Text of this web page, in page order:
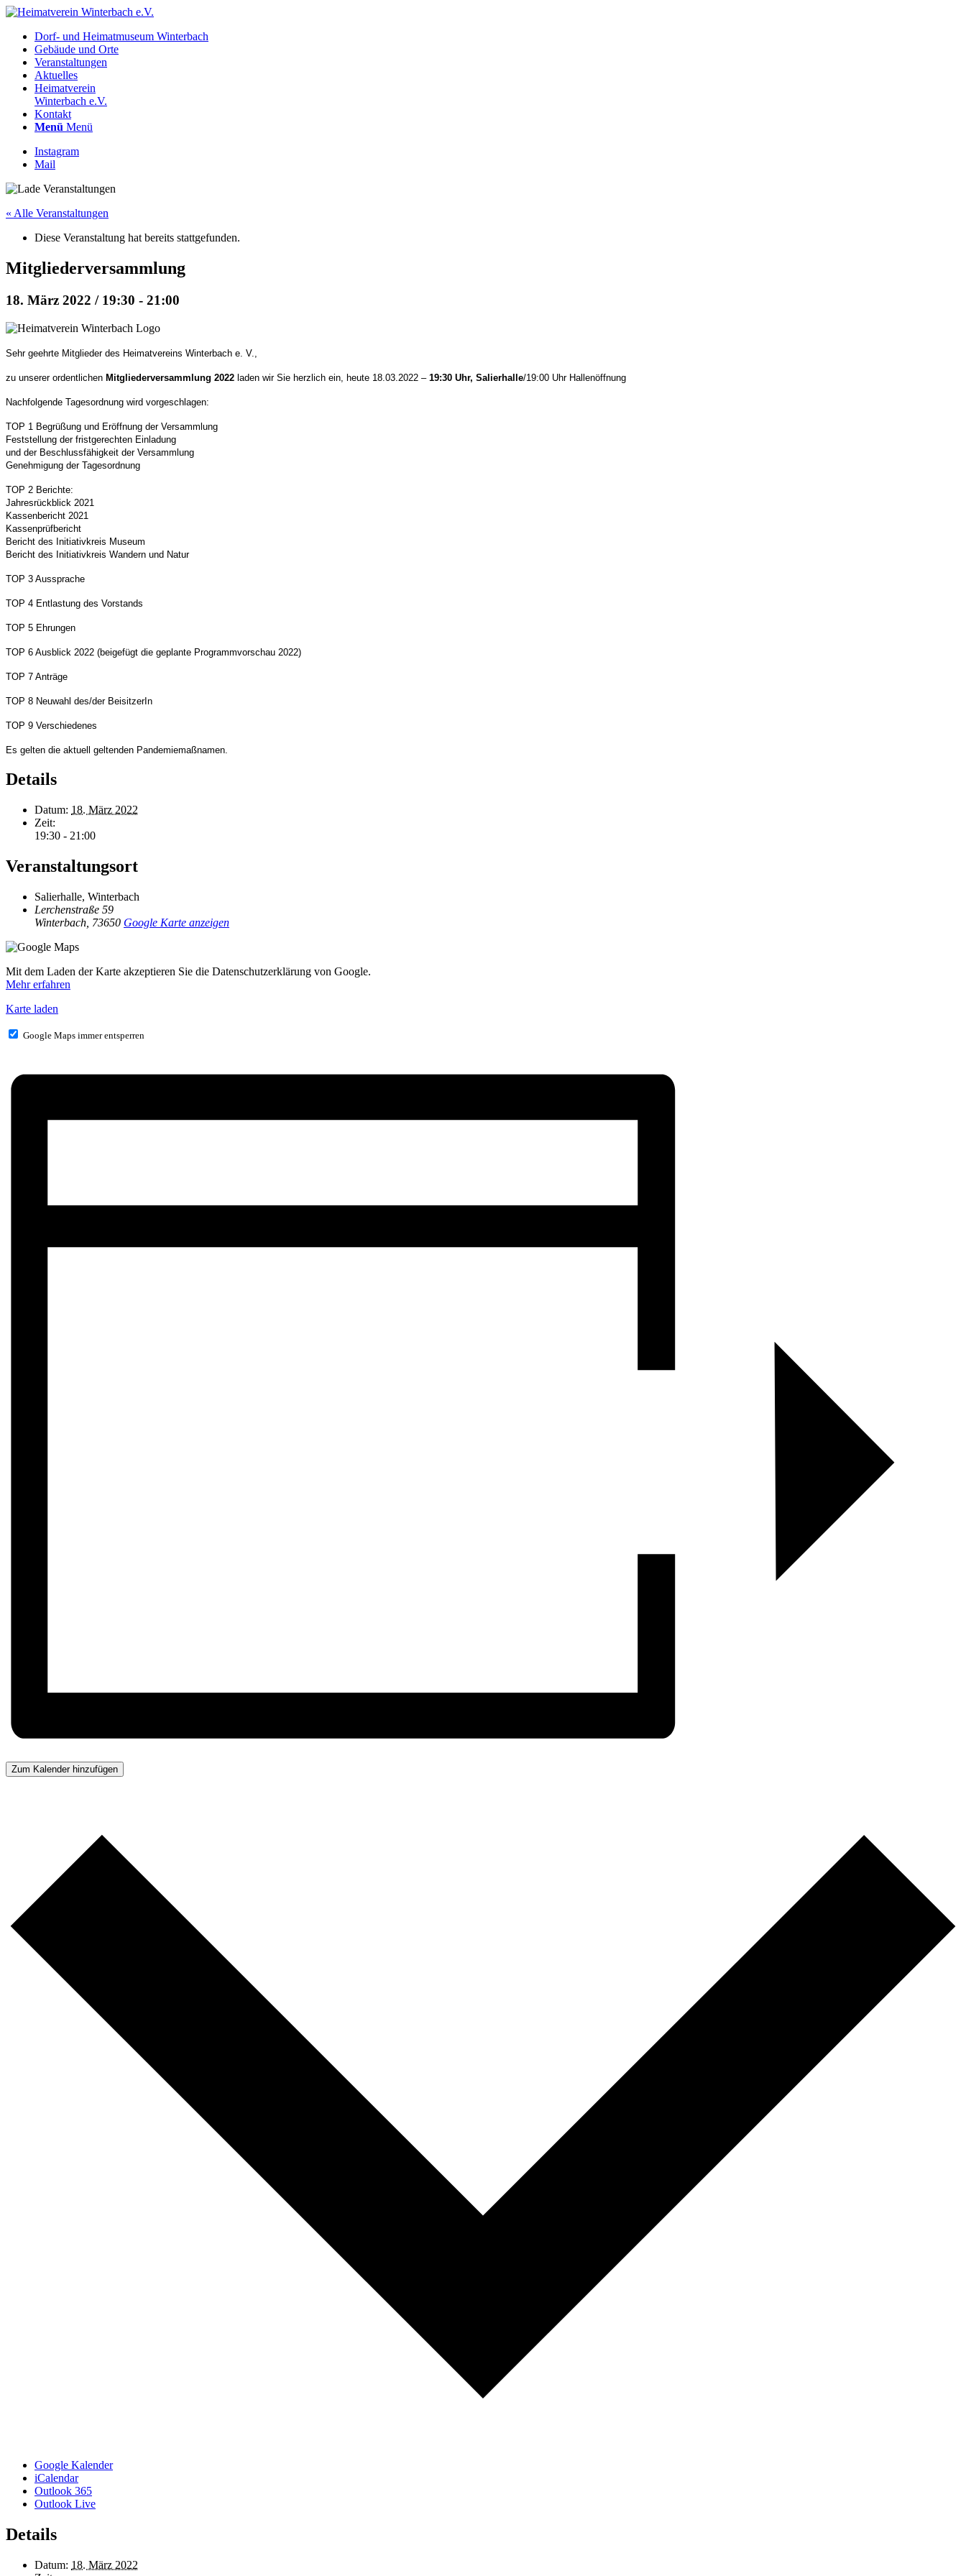
Dorf- und Heimatmuseum Winterbach
Gebäude und Orte
Veranstaltungen
Aktuelles
Heimatverein
Winterbach e.V.
Kontakt
Menü Menü
Instagram
Mail
« Alle Veranstaltungen
Diese Veranstaltung hat bereits stattgefunden.
Mitgliederversammlung
18. März 2022 / 19:30 - 21:00
Sehr geehrte Mitglieder des Heimatvereins Winterbach e. V.,
zu unserer ordentlichen Mitgliederversammlung 2022 laden wir Sie herzlich ein, heute 18.03. 2022 – 19:30 Uhr, Salierhalle/19:00 Uhr Hallenöffnung
Nachfolgende Tagesordnung wird vorgeschlagen:
TOP 1 Begrüßung und Eröffnung der Versammlung
Feststellung der fristgerechten Einladung
und der Beschlussfähigkeit der Versammlung
Genehmigung der Tagesordnung
TOP 2 Berichte:
Jahresrückblick 2021
Kassenbericht 2021
Kassenprüfbericht
Bericht des Initiativkreis Museum
Bericht des Initiativkreis Wandern und Natur
TOP 3 Aussprache
TOP 4 Entlastung des Vorstands
TOP 5 Ehrungen
TOP 6 Ausblick 2022 (beigefügt die geplante Programmvorschau 2022)
TOP 7 Anträge
TOP 8 Neuwahl des/der BeisitzerIn
TOP 9 Verschiedenes
Es gelten die aktuell geltenden Pandemiemaßnamen.
Details
Datum: 18. März 2022
Zeit:
19:30 - 21:00
Veranstaltungsort
Salierhalle, Winterbach
Lerchenstraße 59
Winterbach 73650 Google Karte anzeigen
Mit dem Laden der Karte akzeptieren Sie die Datenschutzerklärung von Google.
Mehr erfahren
Karte laden
Google Maps immer entsperren
Zum Kalender hinzufügen
Google Kalender
iCalendar
Outlook 365
Outlook Live
Details
Datum: 18. März 2022